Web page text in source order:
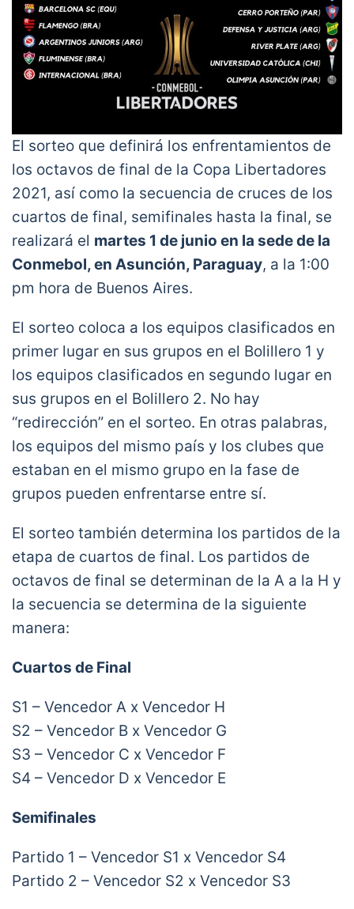
El sorteo que definirá los enfrentamientos de
los octavos de final de la Copa Libertadores
2021, así como la secuencia de cruces de los
cuartos de final, semifinales hasta la final, se
realizará el martes 1 de junio en la sede de la
Conmebol, en Asunción, Paraguay, a la 1:00
pm hora de Buenos Aires.
El sorteo coloca a los equipos clasificados en
primer lugar en sus grupos en el Bolillero 1 y
los equipos clasificados en segundo lugar en
sus grupos en el Bolillero 2. No hay
“redirección” en el sorteo. En otras palabras,
los equipos del mismo país y los clubes que
estaban en el mismo grupo en la fase de
grupos pueden enfrentarse entre sí.
El sorteo también determina los partidos de la
etapa de cuartos de final. Los partidos de
octavos de final se determinan de la A a la H y
la secuencia se determina de la siguiente
manera:
Cuartos de Final
S1 – Vencedor A x Vencedor H
S2 – Vencedor B x Vencedor G
S3 – Vencedor C x Vencedor F
S4 – Vencedor D x Vencedor E
Semifinales
Partido 1 – Vencedor S1 x Vencedor S4
Partido 2 – Vencedor S2 x Vencedor S3